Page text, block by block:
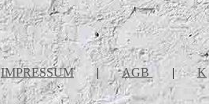
IMPRESSUM | AGB | K